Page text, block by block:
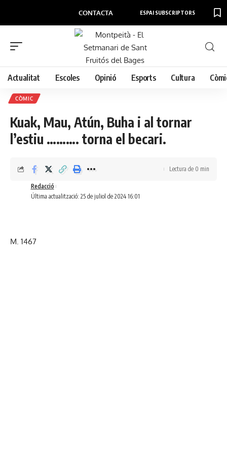
CONTACTA ESPAI SUBSCRIPTORS
Actualitat Escoles Opinió Esports Cultura
CÒMIC
Kuak, Mau, Atún, Buha i al tornar
l’estiu ………. torna el becari.
Última actualització: 25 de juliol de 2024 16:01
Redacció
Lectura de 0 min
M. 1467